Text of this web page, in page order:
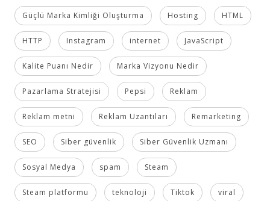
Güçlü Marka Kimliği Oluşturma Hosting HTML
HTTP Instagram internet JavaScript
Kalite Puanı Nedir Marka Vizyonu Nedir
Pazarlama Stratejisi Pepsi Reklam
Reklam metni Reklam Uzantıları Remarketing
SEO Siber güvenlik Siber Güvenlik Uzmanı
Sosyal Medya spam Steam
Steam platformu teknoloji Tiktok viral